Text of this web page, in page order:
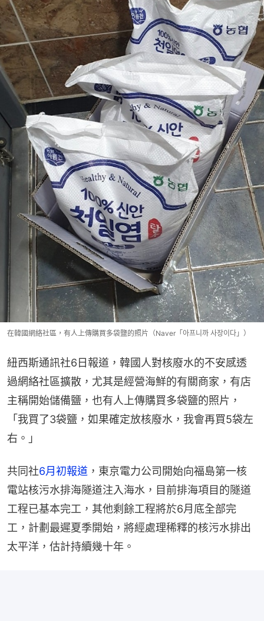
在韓國網絡社區，有人上傳購買多袋鹽的照片（Naver「아프니까 사장이다」）
紐西斯通訊社6日報道，韓國人對核廢水的不安感透
過網絡社區擴散，尤其是經營海鮮的有關商家，有店
主稱開始儲備鹽，也有人上傳購買多袋鹽的照片，
「我買了3袋鹽，如果確定放核廢水，我會再買5袋左
右。」
共同社6月初報道 ，東京電力公司開始向福島第一核
電站核污水排海隧道注入海水，目前排海項目的隧道
工程已基本完工，其他剩餘工程將於6月底全部完
工，計劃最遲夏季開始，將經處理稀釋的核污水排出
太平洋，估計持續幾十年。